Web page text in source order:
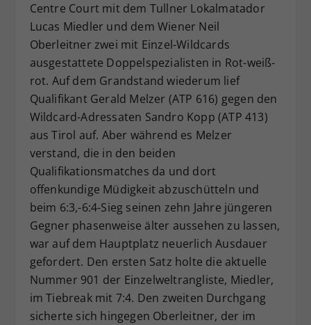
Centre Court mit dem Tullner Lokalmatador
Lucas Miedler und dem Wiener Neil
Oberleitner zwei mit Einzel-Wildcards
ausgestattete Doppelspezialisten in Rot-weiß-
rot. Auf dem Grandstand wiederum lief
Qualifikant Gerald Melzer (ATP 616) gegen den
Wildcard-Adressaten Sandro Kopp (ATP 413)
aus Tirol auf. Aber während es Melzer
verstand, die in den beiden
Qualifikationsmatches da und dort
offenkundige Müdigkeit abzuschütteln und
beim 6:3,-6:4-Sieg seinen zehn Jahre jüngeren
Gegner phasenweise älter aussehen zu lassen,
war auf dem Hauptplatz neuerlich Ausdauer
gefordert. Den ersten Satz holte die aktuelle
Nummer 901 der Einzelweltrangliste, Miedler,
im Tiebreak mit 7:4. Den zweiten Durchgang
sicherte sich hingegen Oberleitner, der im